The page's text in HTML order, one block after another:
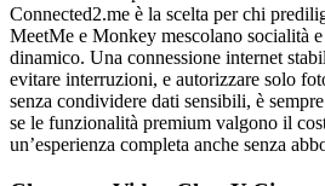
Connected2.me è la scelta per chi
MeetMe e Monkey mescolano socialità
dinamico. Una connessione internet
evitare interruzioni, e autorizzare solo
senza condividere dati sensibili, è
se le funzionalità premium valgono il
un’esperienza completa anche senza